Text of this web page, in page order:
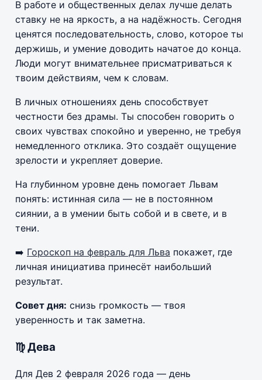
В работе и общественных делах лучше делать
ставку не на яркость, а на надёжность. Сегодня
ценятся последовательность, слово, которое ты
держишь, и умение доводить начатое до конца.
Люди могут внимательнее присматриваться к
твоим действиям, чем к словам.
В личных отношениях день способствует
честности без драмы. Ты способен говорить о
своих чувствах спокойно и уверенно, не требуя
немедленного отклика. Это создаёт ощущение
зрелости и укрепляет доверие.
На глубинном уровне день помогает Львам
понять: истинная сила — не в постоянном
сиянии, а в умении быть собой и в свете, и в
тени.
➡️ Гороскоп на февраль для Льва покажет, где
личная инициатива принесёт наибольший
результат.
Совет дня: снизь громкость — твоя
уверенность и так заметна.
♍ Дева
Для Дев 2 февраля 2026 года — день